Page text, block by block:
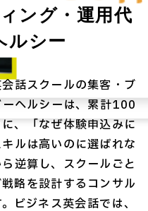
ング・運用代
ルシー
話スクールの集客・ブ
ヘルシーは、累計100
、「なぜ体験申込みに
ルは高いのに選ばれな
逆算し、スクールごと
略を設計するコンサル
ビジネス英会話では、